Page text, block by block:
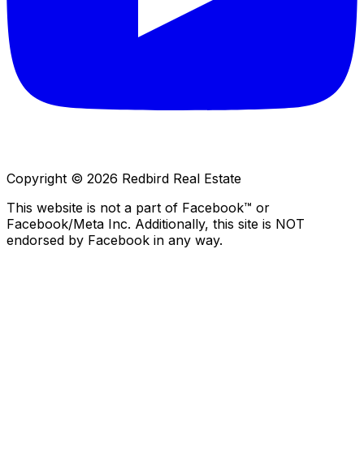
Copyright © 2026 Redbird Real Estate
This website is not a part of Facebook™ or
Facebook/Meta Inc. Additionally, this site is NOT
endorsed by Facebook in any way.